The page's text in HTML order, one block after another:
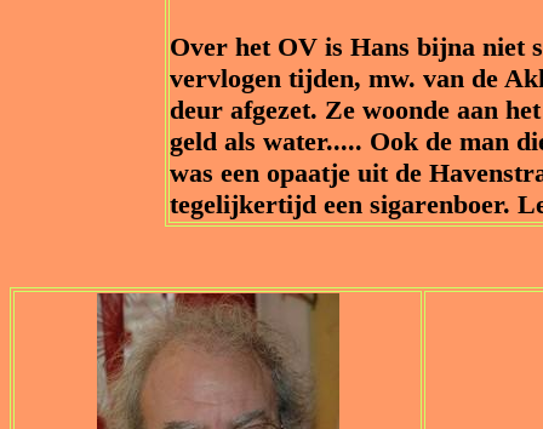
Over het OV is Hans bijna niet
vervlogen tijden, mw. van de
deur afgezet. Ze woonde aan
geld als water..... Ook de man
was een opaatje uit de
tegelijkertijd een sigarenboer.